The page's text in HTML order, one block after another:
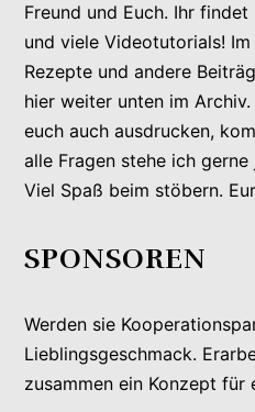
Freund und Euch. Ihr
und viele Videotutorials!
Rezepte und andere
hier weiter unten im
euch auch ausdrucken,
alle Fragen stehe ich
Viel Spaß beim stöbern.
SPONSOREN
Werden sie
Lieblingsgeschmack.
zusammen ein Konzept